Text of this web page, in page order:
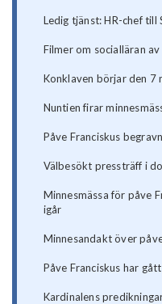
Ledig tjänst: HR-chef
Filmer om socialläran
Konklaven börjar den 7
Nuntien firar
Påve Franciskus
Välbesökt pressträff i
Minnesmässa för påve
igår
Minnesandakt över
Påve Franciskus har
Kardinalens